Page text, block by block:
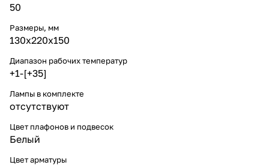
50
Размеры, мм
130x220x150
Диапазон рабочих температур
+1-[+35]
Лампы в комплекте
отсутствуют
Цвет плафонов и подвесок
Белый
Цвет арматуры